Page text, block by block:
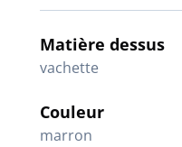
Matière dessus
vachette
Couleur
marron